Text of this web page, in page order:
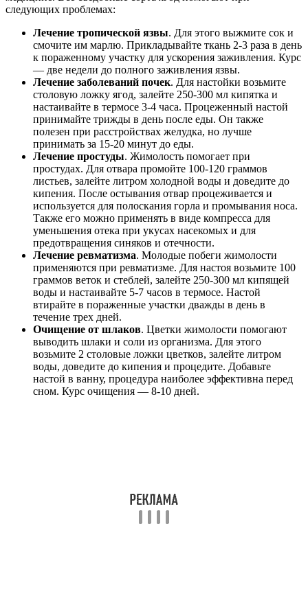
следующих проблемах:
Лечение тропической язвы. Для этого выжмите сок и
смочите им марлю. Прикладывайте ткань 2-3 раза в день
к пораженному участку для ускорения заживления. Курс
— две недели до полного заживления язвы.
Лечение заболеваний почек. Для настойки возьмите
столовую ложку ягод, залейте 250-300 мл кипятка и
настаивайте в термосе 3-4 часа. Процеженный настой
принимайте трижды в день после еды. Он также
полезен при расстройствах желудка, но лучше
принимать за 15-20 минут до еды.
Лечение простуды. Жимолость помогает при
простудах. Для отвара промойте 100-120 граммов
листьев, залейте литром холодной воды и доведите до
кипения. После остывания отвар процеживается и
используется для полоскания горла и промывания носа.
Также его можно применять в виде компресса для
уменьшения отека при укусах насекомых и для
предотвращения синяков и отечности.
Лечение ревматизма. Молодые побеги жимолости
применяются при ревматизме. Для настоя возьмите 100
граммов веток и стеблей, залейте 250-300 мл кипящей
воды и настаивайте 5-7 часов в термосе. Настой
втирайте в пораженные участки дважды в день в
течение трех дней.
Очищение от шлаков. Цветки жимолости помогают
выводить шлаки и соли из организма. Для этого
возьмите 2 столовые ложки цветков, залейте литром
воды, доведите до кипения и процедите. Добавьте
настой в ванну, процедура наиболее эффективна перед
сном. Курс очищения — 8-10 дней.